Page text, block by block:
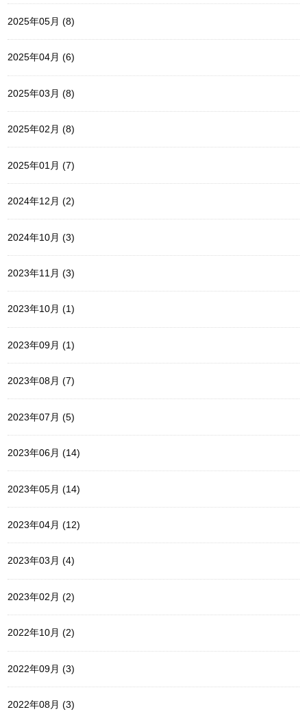
2025年05月 (8)
2025年04月 (6)
2025年03月 (8)
2025年02月 (8)
2025年01月 (7)
2024年12月 (2)
2024年10月 (3)
2023年11月 (3)
2023年10月 (1)
2023年09月 (1)
2023年08月 (7)
2023年07月 (5)
2023年06月 (14)
2023年05月 (14)
2023年04月 (12)
2023年03月 (4)
2023年02月 (2)
2022年10月 (2)
2022年09月 (3)
2022年08月 (3)